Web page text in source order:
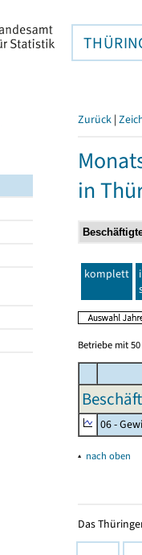
Zurück |
in
komplett
Betriebe mit
06 -
▴ nach oben
Das